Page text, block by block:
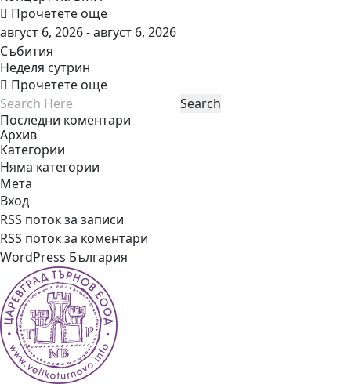
Прочетете още
август 6, 2026 - август 6, 2026
Събития
Неделя сутрин
Прочетете още
Последни коментари
Архив
Категории
Няма категории
Мета
Вход
RSS поток за записи
RSS поток за коментари
WordPress България